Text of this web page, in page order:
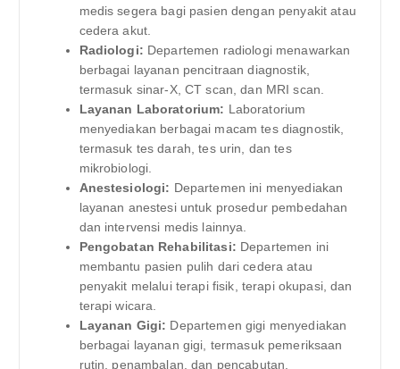
medis segera bagi pasien dengan penyakit atau
cedera akut.
Radiologi: Departemen radiologi menawarkan
berbagai layanan pencitraan diagnostik,
termasuk sinar-X, CT scan, dan MRI scan.
Layanan Laboratorium: Laboratorium
menyediakan berbagai macam tes diagnostik,
termasuk tes darah, tes urin, dan tes
mikrobiologi.
Anestesiologi: Departemen ini menyediakan
layanan anestesi untuk prosedur pembedahan
dan intervensi medis lainnya.
Pengobatan Rehabilitasi: Departemen ini
membantu pasien pulih dari cedera atau
penyakit melalui terapi fisik, terapi okupasi, dan
terapi wicara.
Layanan Gigi: Departemen gigi menyediakan
berbagai layanan gigi, termasuk pemeriksaan
rutin, penambalan, dan pencabutan.